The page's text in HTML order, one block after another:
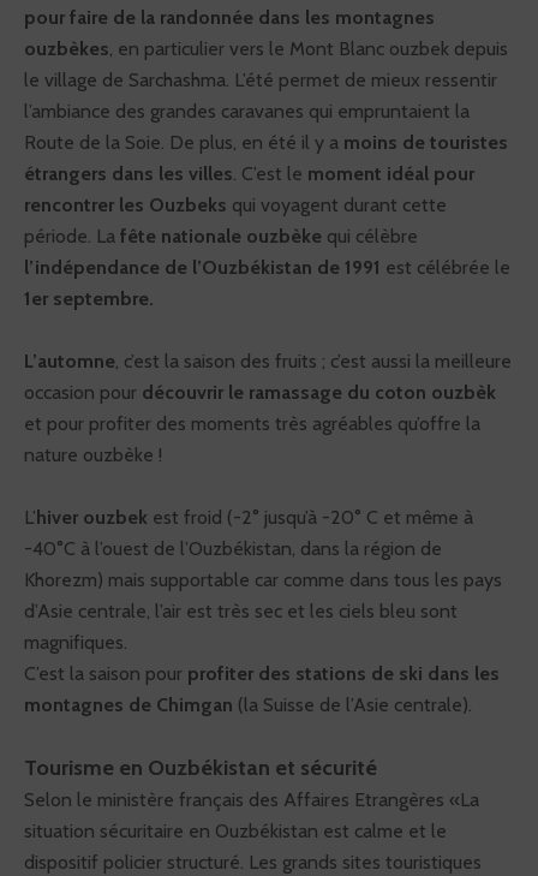
pour faire de la randonnée dans les montagnes
ouzbèkes, en particulier vers le Mont Blanc ouzbek depuis
le village de Sarchashma. L’été permet de mieux ressentir
l’ambiance des grandes caravanes qui empruntaient la
Route de la Soie. De plus, en été il y a moins de touristes
étrangers dans les villes. C’est le moment idéal pour
rencontrer les Ouzbeks qui voyagent durant cette
période. La fête nationale ouzbèke qui célèbre
l’indépendance de l’Ouzbékistan de 1991 est célébrée le
1er septembre.
L’automne, c’est la saison des fruits ; c’est aussi la meilleure
occasion pour découvrir le ramassage du coton ouzbèk
et pour profiter des moments très agréables qu’offre la
nature ouzbèke !
L’ hiver ouzbek est froid (-2° jusqu’à -20° C et même à
-40°C à l’ouest de l’Ouzbékistan, dans la région de
Khorezm) mais supportable car comme dans tous les pays
d’Asie centrale, l’air est très sec et les ciels bleu sont
magnifiques.
C’est la saison pour profiter des stations de ski dans les
montagnes de Chimgan (la Suisse de l’Asie centrale).
Tourisme en Ouzbékistan et sécurité
Selon le ministère français des Affaires Etrangères «La
situation sécuritaire en Ouzbékistan est calme et le
dispositif policier structuré. Les grands sites touristiques